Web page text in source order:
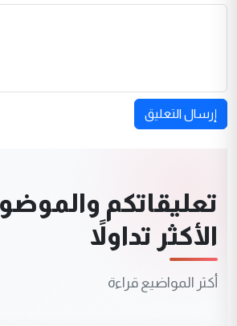
إرسال التعليق
تعليقاتكم
الأكثر تداولاً
أكثر المواضيع قراءة